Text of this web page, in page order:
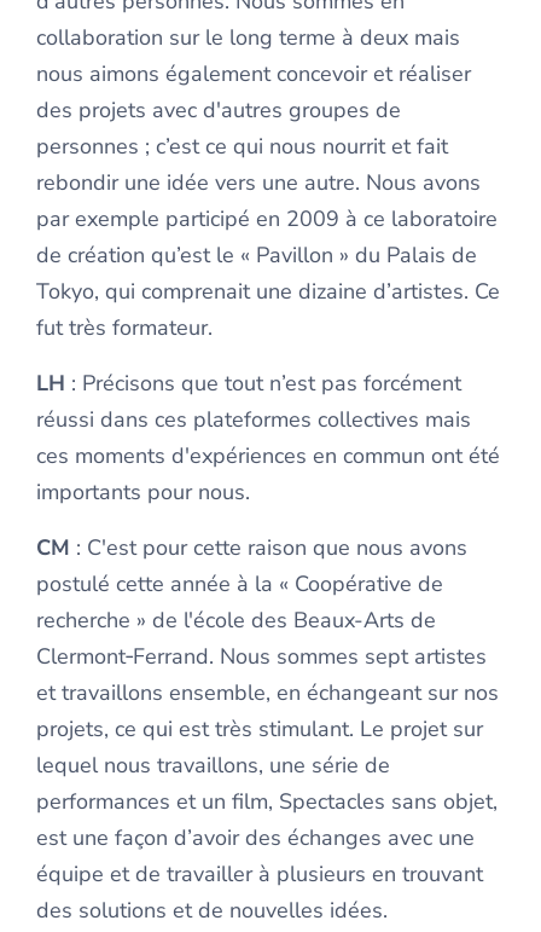
collaboration sur le long terme à deux mais
nous aimons également concevoir et réaliser
des projets avec d'autres groupes de
personnes ; c’est ce qui nous nourrit et fait
rebondir une idée vers une autre. Nous avons
par exemple participé en 2009 à ce laboratoire
de création qu’est le « Pavillon » du Palais de
Tokyo, qui comprenait une dizaine d’artistes. Ce
fut très formateur.
LH : Précisons que tout n’est pas forcément
réussi dans ces plateformes collectives mais
ces moments d'expériences en commun ont été
importants pour nous.
CM : C'est pour cette raison que nous avons
postulé cette année à la « Coopérative de
recherche » de l'école des Beaux-Arts de
Clermont‑Ferrand. Nous sommes sept artistes
et travaillons ensemble, en échangeant sur nos
projets, ce qui est très stimulant. Le projet sur
lequel nous travaillons, une série de
performances et un film, Spectacles sans objet,
est une façon d’avoir des échanges avec une
équipe et de travailler à plusieurs en trouvant
des solutions et de nouvelles idées.